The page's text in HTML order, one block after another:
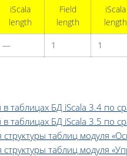
iScala
length
Field
length
iScala
length
— 1 1
таблицах БД iScala 3.4 по
таблицах БД iScala 3.5 по
таблиц модуля
таблиц модуля